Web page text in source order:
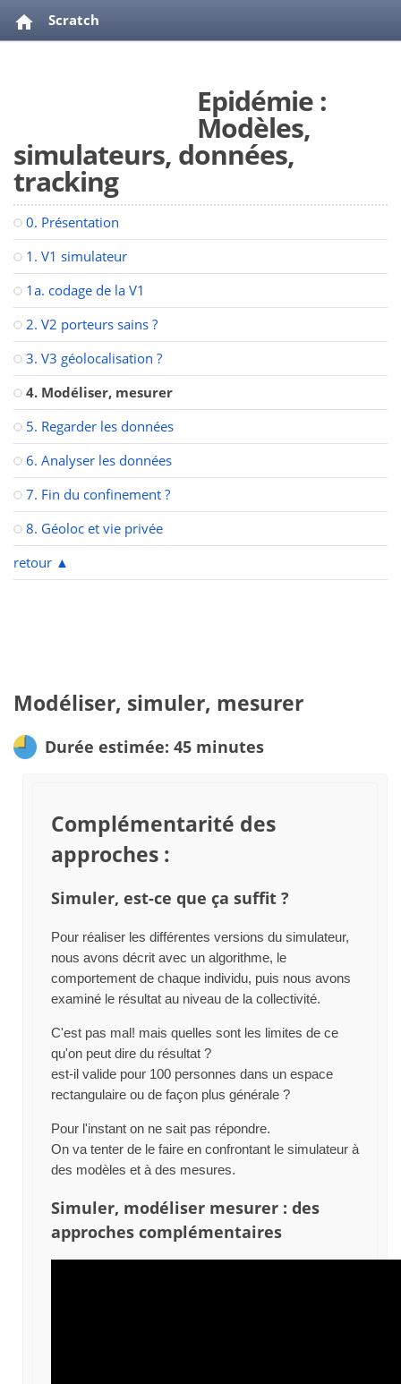
Scratch
Epidémie :
Modèles,
simulateurs, données,
tracking
0. Présentation
1. V1 simulateur
1a. codage de la V1
2. V2 porteurs sains ?
3. V3 géolocalisation ?
4. Modéliser, mesurer
5. Regarder les données
6. Analyser les données
7. Fin du confinement ?
8. Géoloc et vie privée
retour ▲
Modéliser, simuler, mesurer
Durée estimée: 45 minutes
Complémentarité des
approches :
Simuler, est-ce que ça suffit ?
Pour réaliser les différentes versions du simulateur,
nous avons décrit avec un algorithme, le
comportement de chaque individu, puis nous avons
examiné le résultat au niveau de la collectivité.
C'est pas mal! mais quelles sont les limites de ce
qu'on peut dire du résultat ?
est-il valide pour 100 personnes dans un espace
rectangulaire ou de façon plus générale ?
Pour l'instant on ne sait pas répondre.
On va tenter de le faire en confrontant le simulateur à
des modèles et à des mesures.
Simuler, modéliser mesurer : des
approches complémentaires